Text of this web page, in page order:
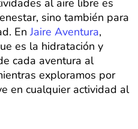
al aire libre es
sino también para
EnJaire Aventura,
es la hidratación y
cada aventura al
exploramos por
en cualquier actividad al